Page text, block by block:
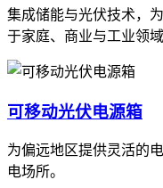
集成储能与光伏技术，
于家庭、商业与工业领域
可移动光伏电源箱
为偏远地区提供灵活的
电场所。